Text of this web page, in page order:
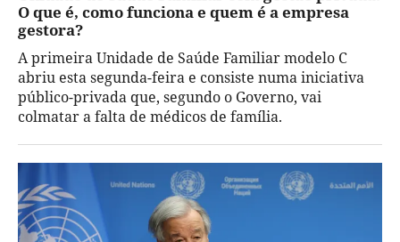
O que é, como funciona e quem é a empresa
gestora?
A primeira Unidade de Saúde Familiar modelo C
abriu esta segunda-feira e consiste numa iniciativa
público-privada que, segundo o Governo, vai
colmatar a falta de médicos de família.